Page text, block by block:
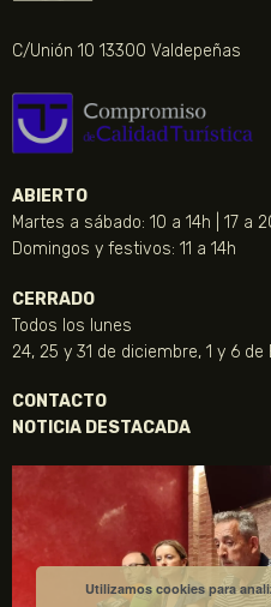
C/Unión 10 13300 Valdepeñas
ABIERTO
Martes a sábado: 10 a 14h | 17 a
Domingos y festivos: 11 a 14h
CERRADO
Todos los lunes
24, 25 y 31 de diciembre, 1 y 6
CONTACTO
NOTICIA DESTACADA
Utilizamos cookies para